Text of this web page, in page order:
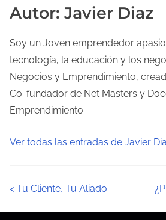
Autor: Javier Diaz
Soy un Joven emprendedor
tecnología, la educación y los
Negocios y Emprendimiento,
Co-fundador de Net Masters y
Emprendimiento.
Ver todas las entradas de Javier
N
a
< Tu Cliente, Tu Aliado